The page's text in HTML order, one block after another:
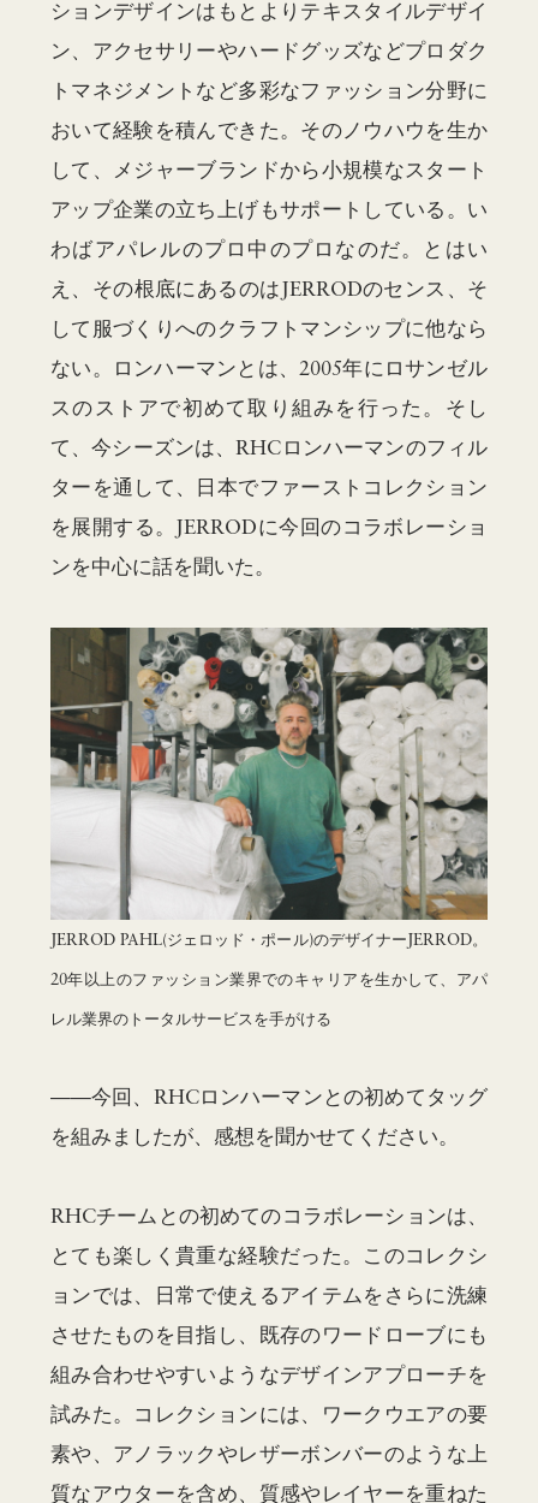
ションデザインはもとよりテキスタイルデザイ
ン、アクセサリーやハードグッズなどプロダク
トマネジメントなど多彩なファッション分野に
おいて経験を積んできた。そのノウハウを生か
して、メジャーブランドから小規模なスタート
アップ企業の立ち上げもサポートしている。い
わばアパレルのプロ中のプロなのだ。とはい
え、その根底にあるのはJERRODのセンス、そ
して服づくりへのクラフトマンシップに他なら
ない。ロンハーマンとは、2005年にロサンゼル
スのストアで初めて取り組みを行った。そし
て、今シーズンは、RHCロンハーマンのフィル
ターを通して、日本でファーストコレクション
を展開する。JERRODに今回のコラボレーショ
ンを中心に話を聞いた。
JERROD PAHL(ジェロッド・ポール)のデザイナーJERROD。
20年以上のファッション業界でのキャリアを生かして、アパ
レル業界のトータルサービスを手がける
——今回、RHCロンハーマンとの初めてタッグ
を組みましたが、感想を聞かせてください。
RHCチームとの初めてのコラボレーションは、
とても楽しく貴重な経験だった。このコレクシ
ョンでは、日常で使えるアイテムをさらに洗練
させたものを目指し、既存のワードローブにも
組み合わせやすいようなデザインアプローチを
試みた。コレクションには、ワークウエアの要
素や、アノラックやレザーボンバーのような上
質なアウターを含め、質感やレイヤーを重ねた